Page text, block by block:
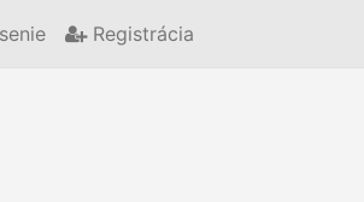
Registrácia